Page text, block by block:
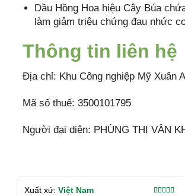
Dầu Hồng Hoa hiệu Cây Búa
làm giảm triệu chứng đau nhức
Thông tin liên hệ
Địa chỉ: Khu Công nghiệp Mỹ Xuân
Mã số thuế: 3500101795
Người đại diện: PHÙNG THỊ VÂN
Xuất xứ: Việt Nam